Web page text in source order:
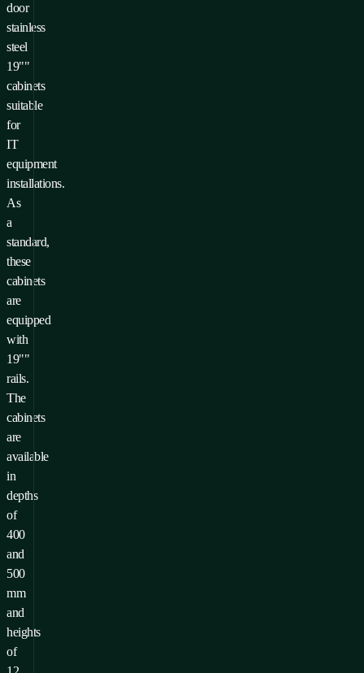
door
stainless
steel
19""
cabinets
suitable
for
IT
equipment
installations.
As
a
standard,
these
cabinets
are
equipped
with
19""
rails.
The
cabinets
are
available
in
depths
of
400
and
500
mm
and
heights
of